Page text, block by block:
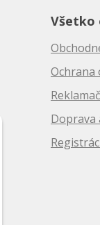
Všetko
Ochrana
Doprava